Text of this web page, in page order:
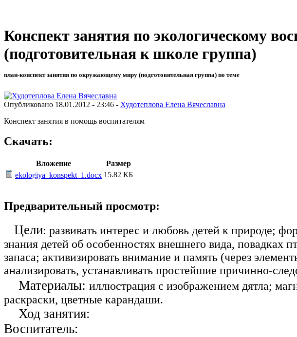
Конспект занятия по экологическому
(подготовительная к школе группа)
план-конспект занятия по окружающему миру (подготовительная группа) по теме
Опубликовано 18.01.2012 - 23:46 - Худотеплова Елена Вячеславна
Конспект занятия в помощь воспитателям
Скачать:
Вложение
Размер
ekologiya_konspekt_1.docx 15.82 КБ
Предварительный просмотр:
Цели: развивать интерес и любовь детей к природе;
знания детей об особенностях внешнего вида, повадках
запаса; активизировать внимание и память (через
анализировать, устанавливать простейшие причинно-
Материалы: иллюстрация с изображением дятла;
раскраски, цветные карандаши.
Ход занятия:
Воспитатель: